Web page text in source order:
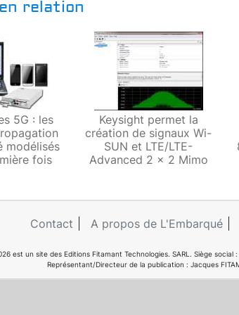
relation
5G : les
modélisés
fois
Keysight permet la
création de signaux Wi-
SUN et LTE/LTE-
Advanced 2 x 2 Mimo
Contact A propos de L'Embarqué
est un site des Editions Fitamant Technologies. SARL. Siège social
Représentant/Directeur de la publication : Jacques